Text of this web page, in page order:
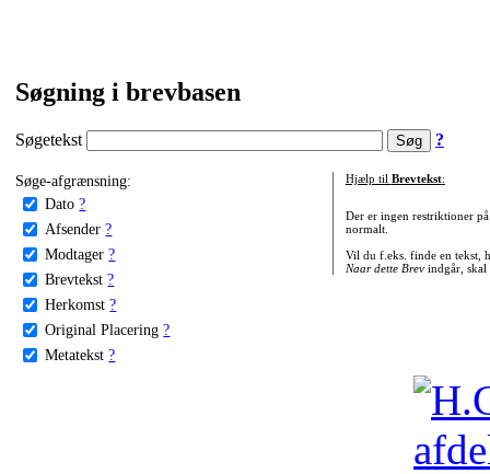
Søgning i brevbasen
Søgetekst ?
Søge-afgrænsning:
Dato ?
Afsender ?
Modtager ?
Brevtekst ?
Herkomst ?
Original Placering ?
Metatekst ?
Hjælp til Brevtekst:
Der er ingen restriktioner
normalt.
Vil du f.eks. finde en tekst,
Naar dette Brevindgår, skal